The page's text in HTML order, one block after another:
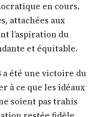
en cours.
attachées aux
l’aspiration du
et équitable.
a été une victoire du
à ce que les idéaux
soient pas trahis